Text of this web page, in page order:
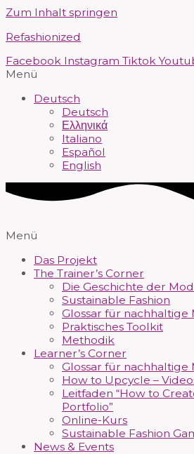
Zum Inhalt springen
Refashionized
Facebook Instagram Tiktok
Menü
Deutsch
Deutsch
Ελληνικά
Italiano
Español
English
Menü
Das Projekt
The Trainer’s Corner
Die Geschichte der
Sustainable Fashion
Glossar für nachhaltige
Praktisches Toolkit
Methodik
Learner’s Corner
Glossar für nachhaltige
How to Upcycle –
Leitfaden “How to
Portfolio”
Online-Kurs
Sustainable Fashion
News & Events